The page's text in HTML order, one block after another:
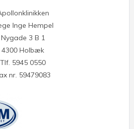
Inge Hempel
Nygade 3 B 1
4300 Holbæk
Tlf. 5945 0550
nr. 59479083